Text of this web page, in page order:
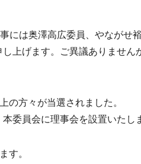
は奥澤高広委員、やながせ
上げます。ご異議ありません
方々が当選されました。
委員会に理事会を設置いたし
す。